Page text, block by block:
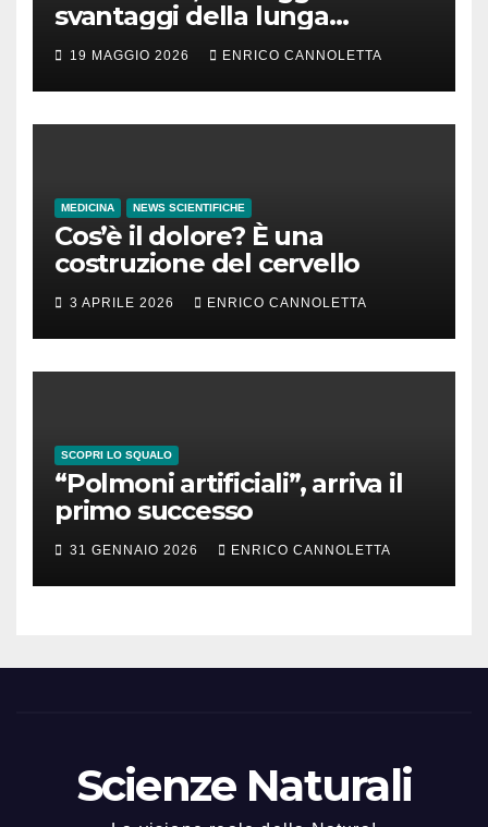
svantaggi della lunga
incubazione
19 MAGGIO 2026 ENRICO CANNOLETTA
MEDICINA NEWS SCIENTIFICHE
Cos’è il dolore? È una
costruzione del cervello
3 APRILE 2026 ENRICO CANNOLETTA
SCOPRI LO SQUALO
“Polmoni artificiali”, arriva il
primo successo
31 GENNAIO 2026 ENRICO CANNOLETTA
Scienze Naturali